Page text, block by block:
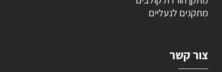
מתקנים לנעליים
צור קשר